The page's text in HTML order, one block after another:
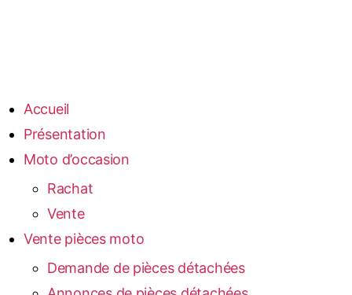
Accueil
Présentation
Moto d’occasion
Rachat
Vente
Vente pièces moto
Demande de pièces détachées